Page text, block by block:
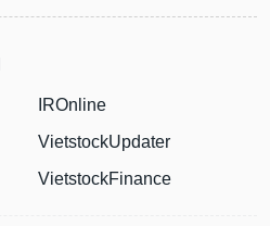
IROnline
VietstockUpdater
VietstockFinance